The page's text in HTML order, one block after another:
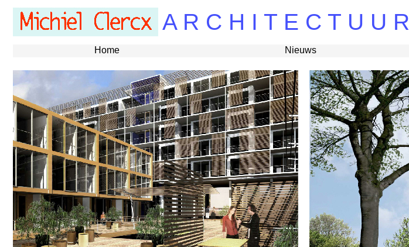
A R C H I T E C T U U R
Home Nieuws